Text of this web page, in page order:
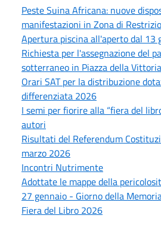
Peste Suina Africana: nuove
manifestazioni in Zona di
Apertura piscina all'aperto dal 13
Richiesta per l'assegnazione del
sotterraneo in Piazza della Vittoria
Orari SAT per la distribuzione
differenziata 2026
I semi per fiorire alla “fiera del
autori
Risultati del Referendum
marzo 2026
Incontri Nutrimente
Adottate le mappe della
27 gennaio - Giorno della
Fiera del Libro 2026